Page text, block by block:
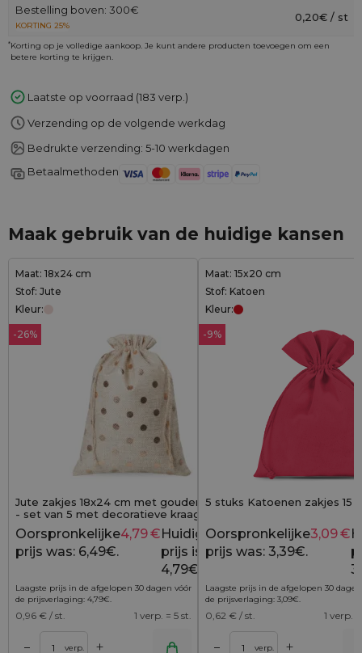
Bestelling boven: 300€
KORTING 25%
0,20€ / st
*Korting op je volledige aankoop. Je kunt andere producten toevoegen om een
betere korting te krijgen.
Laatste op voorraad (183 verp.)
Verzending op de volgende werkdag
Bedrukte verzending: 5-10 werkdagen
Betaalmethoden
Maak gebruik van de huidige kansen
Maat: 18x24 cm
Stof: Jute
Kleur:
-26%
Jute zakjes 18x24 cm met gouden stippen
- set van 5 met decoratieve kraag
6,49 €
Oorspronkelijke
prijs was: 6,49€.
4,79€Huidige
prijs is:
4,79€.
Laagste prijs in de afgelopen 30 dagen vóór
de prijsverlaging: 4,79€.
0,96 € / st. 1 verp. = 5 st.
– verp. +
Maat: 15x20 cm
Stof: Katoen
Kleur:
-9%
5 stuks Katoenen zakjes 15
Oorspronkelijke
prijs was: 3,39€.
3,09€
Laagste prijs in de afgelopen 30
de prijsverlaging: 3,09€.
0,62 € / st. 1 verp.
– verp. +
Toevoegen aan winkelwagen Toevoegen aan